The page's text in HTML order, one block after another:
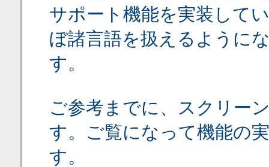
サポート機能を実装して
ぼ諸言語を扱えるように
す。
ご参考までに、スクリー
す。ご覧になって機能の
す。